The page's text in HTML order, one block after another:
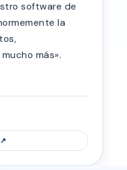
software de
la
más».